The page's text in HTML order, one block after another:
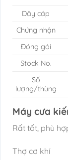
Dây cáp
Chứng nhận
Đóng gói
Stock No.
Số
lượng/thùng
Máy cưa
Rất tốt, phù
Thợ cơ khí